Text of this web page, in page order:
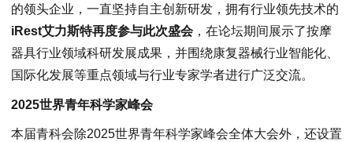
的领头企业，一直坚持自主创新研发，拥有行业领先技术的
iRest艾力斯特再度参与此次盛会，在论坛期间展示了按摩
器具行业领域科研发展成果，并围绕康复器械行业智能化、
国际化发展等重点领域与行业专家学者进行广泛交流。
2025世界青年科学家峰会
本届青科会除2025世界青年科学家峰会全体大会外，还设置